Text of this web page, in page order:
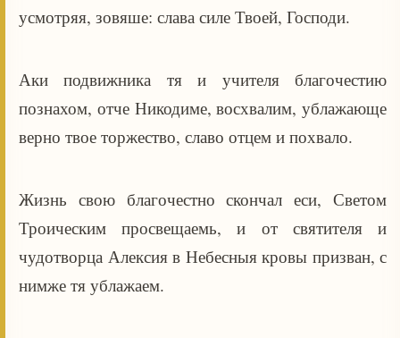
усмотряя, зовяше: слава силе Твоей, Господи.
Аки подвижника тя и учителя благочестию
познахом, отче Никодиме, восхвалим, ублажающе
верно твое торжество, славо отцем и похвало.
Жизнь свою благочестно скончал еси, Светом
Троическим просвещаемь, и от святителя и
чудотворца Алексия в Небесныя кровы призван, с
нимже тя ублажаем.